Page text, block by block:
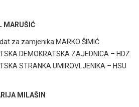
MARUŠIĆ
za zamjenika MARKO ŠIMIĆ
DEMOKRATSKA ZAJEDNICA – HDZ
STRANKA UMIROVLJENIKA – HSU
MILAŠIN